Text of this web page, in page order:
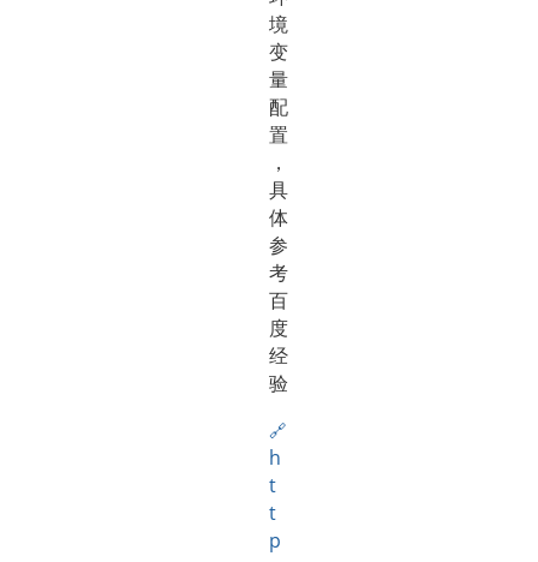
境
变
量
配
置
，
具
体
参
考
百
度
经
验
h
t
t
p